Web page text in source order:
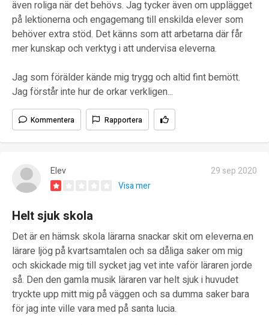
även roliga när det behövs. Jag tycker även om upplägget
på lektionerna och engagemang till enskilda elever som
behöver extra stöd. Det känns som att arbetarna där får
mer kunskap och verktyg i att undervisa eleverna.
Jag som förälder kände mig trygg och altid fint bemött.
Jag förstår inte hur de orkar verkligen...
Kommentera Rapportera
Elev
29 sep 2020
Visa mer
Helt sjuk skola
Det är en hämsk skola lärarna snackar skit om eleverna.en
lärare ljög på kvartsamtalen och sa dåliga saker om mig
och skickade mig till sycket jag vet inte vaför läraren jorde
så. Den den gamla musik läraren var helt sjuk i huvudet
tryckte upp mitt mig på väggen och sa dumma saker bara
för jag inte ville vara med på santa lucia.